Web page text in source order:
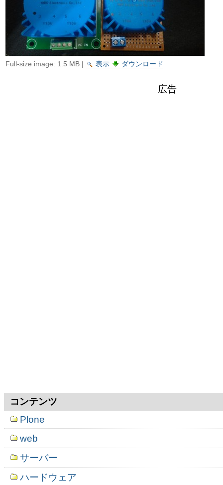
ョ
Full-size image: 1.5 MB| 表示 ダウンロード
広告
コンテンツ
Plone
web
サーバー
ハードウェア